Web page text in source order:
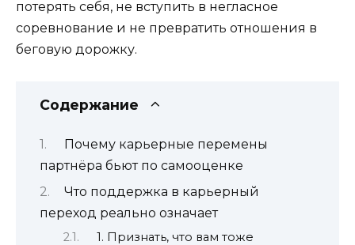
потерять себя, не вступить в негласное
соревнование и не превратить отношения в
беговую дорожку.
Содержание
Почему карьерные перемены
партнёра бьют по самооценке
Что поддержка в карьерный
переход реально означает
1. Признать, что вам тоже